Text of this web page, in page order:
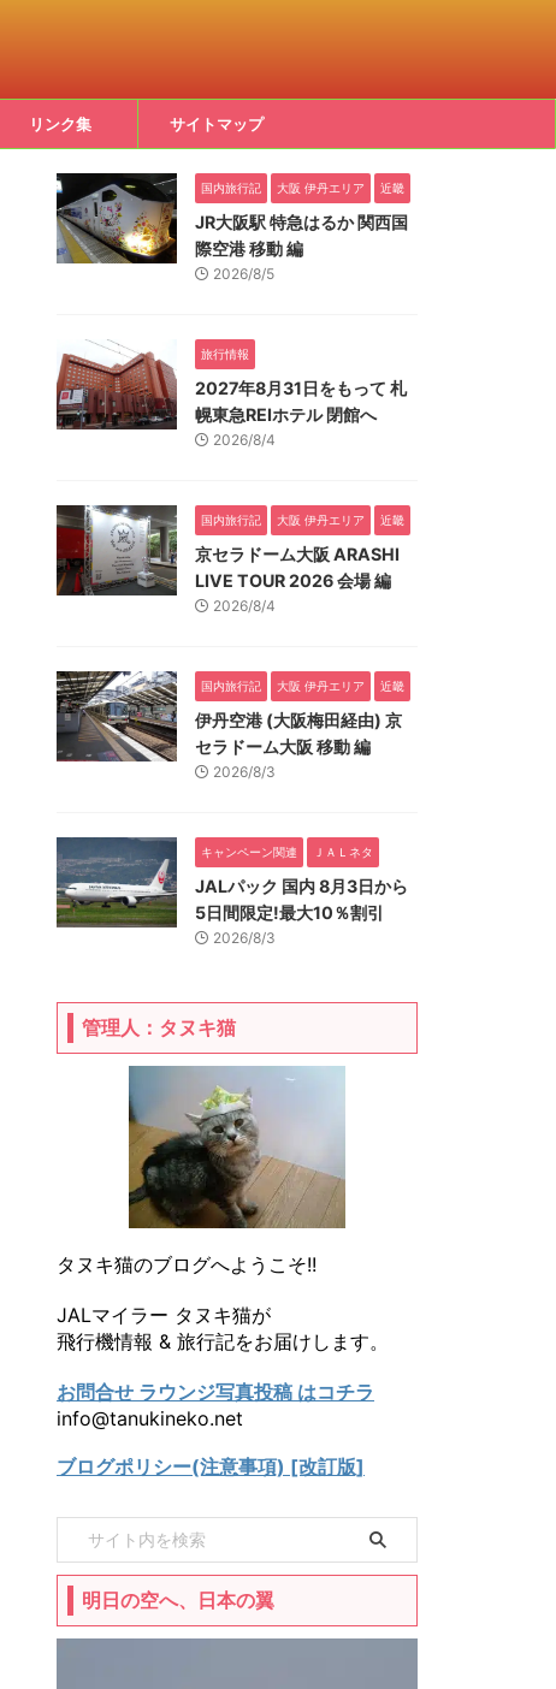
リンク集 サイトマップ
国内旅行記 大阪 伊丹エリア 近畿
JR大阪駅 特急はるか 関西国
際空港 移動 編
2026/8/5
旅行情報
2027年8月31日をもって 札
幌東急REIホテル 閉館へ
2026/8/4
国内旅行記 大阪 伊丹エリア 近畿
京セラドーム大阪 ARASHI
LIVE TOUR 2026 会場 編
2026/8/4
国内旅行記 大阪 伊丹エリア 近畿
伊丹空港 (大阪梅田経由) 京
セラドーム大阪 移動 編
2026/8/3
キャンペーン関連 ＪＡＬネタ
JALパック 国内 8月3日から
5日間限定!最大10％割引
2026/8/3
管理人：タヌキ猫
タヌキ猫のブログへようこそ!!
JALマイラー タヌキ猫が
飛行機情報 & 旅行記をお届けします。
お問合せ ラウンジ写真投稿 はコチラ
info@tanukineko.net
ブログポリシー(注意事項) [改訂版]
明日の空へ、日本の翼